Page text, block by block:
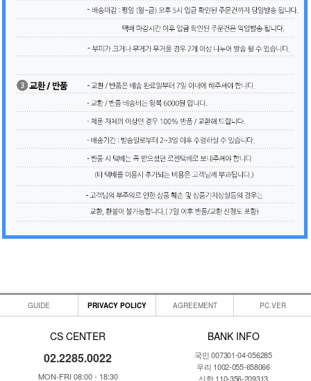
GUIDE PRIVACY POLICY AGREEMENT PC.VER
CS CENTER
02.2285.0022
MON-FRI 08:00 - 18:30
BANK INFO
국민 007301-04-056285
우리 1002-055-658066
신한 110-356-209313